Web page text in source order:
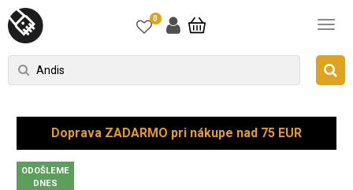
0
Doprava ZADARMO pri nákupe nad 75 EUR
ODOŠLEME
DNES